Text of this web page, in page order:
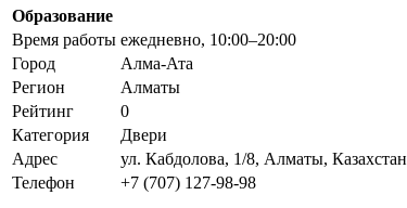
Образование
Время работы ежедневно, 10:00–20:00
Город
Алма-Ата
Регион
Алматы
Рейтинг
0
Категория
Двери
Адрес
ул. Кабдолова, 1/8, Алматы, Казахстан
Телефон
+7 (707) 127-98-98